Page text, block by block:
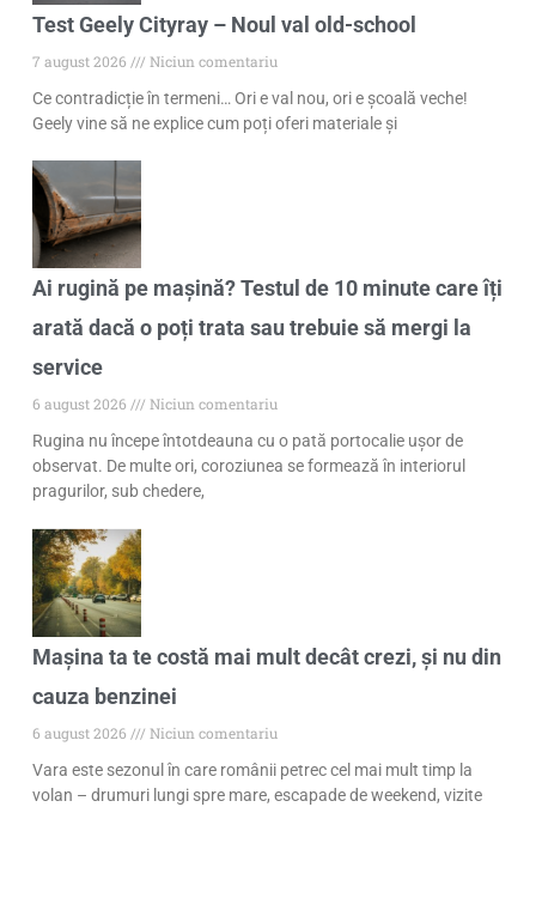
Test Geely Cityray – Noul val old-school
7 august 2026
Niciun comentariu
Ce contradicție în termeni… Ori e val nou, ori e școală veche!
Geely vine să ne explice cum poți oferi materiale și
Ai rugină pe mașină? Testul de 10 minute care îți
arată dacă o poți trata sau trebuie să mergi la
service
6 august 2026
Niciun comentariu
Rugina nu începe întotdeauna cu o pată portocalie ușor de
observat. De multe ori, coroziunea se formează în interiorul
pragurilor, sub chedere,
Mașina ta te costă mai mult decât crezi, și nu din
cauza benzinei
6 august 2026
Niciun comentariu
Vara este sezonul în care românii petrec cel mai mult timp la
volan – drumuri lungi spre mare, escapade de weekend, vizite